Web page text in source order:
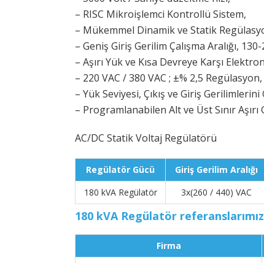
– RISC Mikroişlemci Kontrollü Sistem,
– Mükemmel Dinamik ve Statik
– Geniş Giriş Gerilim Çalışma Aralığı, 130-
– Aşırı Yük ve Kısa Devreye Karşı
– 220 VAC / 380 VAC ; ±% 2,5 Regülasyon,
– Yük Seviyesi, Çıkış ve Giriş
– Programlanabilen Alt ve Üst Sınır Aşırı
AC/DC Statik Voltaj Regülatörü
Regülatör Gücü Giriş Gerilim Aralığı
180 kVA Regülatör
3x(260 / 440) VAC
180 kVA Regülatör
Firma